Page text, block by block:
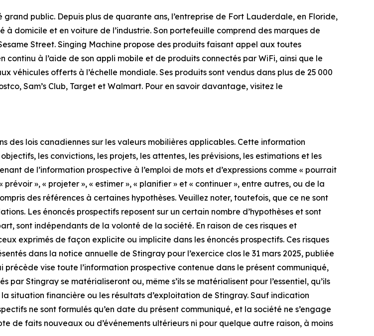
public. Depuis plus de quarante ans, l’entreprise de Fort Lauderdale, en Floride,
domicile et en voiture de l’industrie. Son portefeuille comprend des marques de
Street. Singing Machine propose des produits faisant appel aux toutes
à l’aide de son appli mobile et de produits connectés par WiFi, ainsi que le
offerts à l’échelle mondiale. Ses produits sont vendus dans plus de 25 000
Sam’s Club, Target et Walmart. Pour en savoir davantage, visitez le
des lois canadiennes sur les valeurs mobilières applicables. Cette information
les convictions, les projets, les attentes, les prévisions, les estimations et les
de l’information prospective à l’emploi de mots et d’expressions comme « pourrait
prévoir », « projeter », « estimer », « planifier » et « continuer », entre autres, ou de la
des références à certaines hypothèses. Veuillez noter, toutefois, que ce ne sont
Les énoncés prospectifs reposent sur un certain nombre d’hypothèses et sont
sont indépendants de la volonté de la société. En raison de ces risques et
exprimés de façon explicite ou implicite dans les énoncés prospectifs. Ces risques
dans la notice annuelle de Stingray pour l’exercice clos le 31 mars 2025, publiée
précède vise toute l’information prospective contenue dans le présent communiqué,
Stingray se matérialiseront ou, même s’ils se matérialisent pour l’essentiel, qu’ils
situation financière ou les résultats d’exploitation de Stingray. Sauf indication
ne sont formulés qu’en date du présent communiqué, et la société ne s’engage
de faits nouveaux ou d’événements ultérieurs ni pour quelque autre raison, à moins